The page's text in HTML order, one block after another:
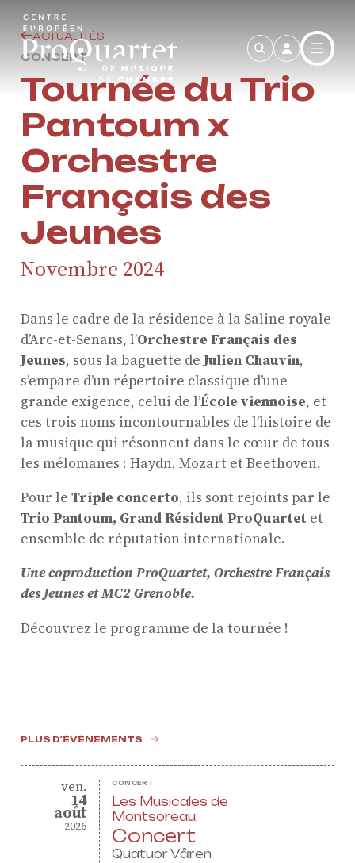
ACTUALITÉS
CONCERT
Tournée du Trio
Pantoum x
Orchestre
Français des
Jeunes
Novembre 2024
Dans le cadre de la résidence à la Saline royale
d’Arc-et-Senans, l’Orchestre Français des
Jeunes, sous la baguette deJulien Chauvin,
s’empare d’un répertoire classique d’une
grande exigence, celui de l’École viennoise, et
ces trois noms incontournables de l’histoire de
la musique qui résonnent dans le cœur de tous
les mélomanes : Haydn, Mozart et Beethoven.
Pour leTriple concerto, ils sont rejoints par le
Trio Pantoum, Grand Résident ProQuartet et
ensemble de réputation internationale.
Une coproduction ProQuartet, Orchestre Français
des Jeunes et MC2 Grenoble.
Découvrez le programme de la tournée !
PLUS D'ÉVÈNEMENTS
vendredi
ven.
14
août
août
2026
CONCERT
Les Musicales de
Montsoreau
Concert
Quatuor Våren
ProQuartet - Centre
Européen de Musique de
Chambre
Résidence jeunes
Projets européens
Actions culturelles
Concerts et événements
Pratiques amateurs